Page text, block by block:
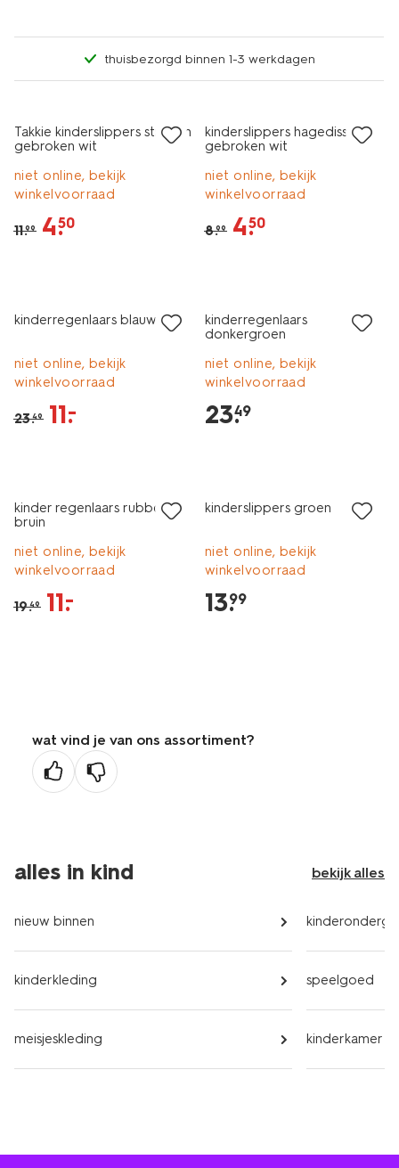
thuisbezorgd binnen 1-3 werkdagen
Takkie kinderslippers strepen
gebroken wit
niet online, bekijk
winkelvoorraad
11.99 4.
50
kinderslippers hagedissen
gebroken wit
niet online, bekijk
winkelvoorraad
8.99 4.
50
kinderregenlaars blauw
niet online, bekijk
winkelvoorraad
23.49 11.
–
kinderregenlaars
donkergroen
niet online, bekijk
winkelvoorraad
23.
49
kinder regenlaars rubber
bruin
niet online, bekijk
winkelvoorraad
19.49 11.
–
kinderslippers groen
niet online, bekijk
winkelvoorraad
13.
99
wat vind je van ons assortiment?
alles in kind bekijk alles
nieuw binnen
kinderkleding
meisjeskleding
speelgoed
kinderkamer